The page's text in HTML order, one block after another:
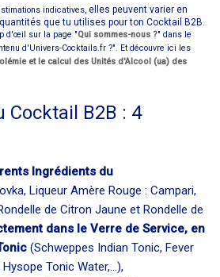
indicatives, elles peuvent varier en
que tu utilises pour ton Cocktail B2B.
d'œil sur la page "Qui sommes-nous ?" dans le
d'Univers-Cocktails.fr ?". Et découvre ici les
et le calcul des Unités d'Alcool (ua) des
Cocktail B2B : 4
Ingrédients du
Liqueur Amère Rouge : Campari,
de Citron Jaune et Rondelle de
dans le Verre de Service, en
(Schweppes Indian Tonic, Fever
Tonic Water,...),